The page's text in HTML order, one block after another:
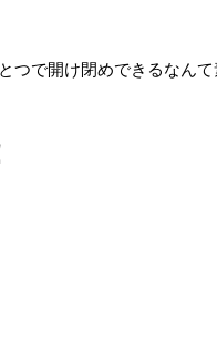
つで開け閉めできるなん